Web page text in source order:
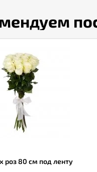
роз 80 см под ленту